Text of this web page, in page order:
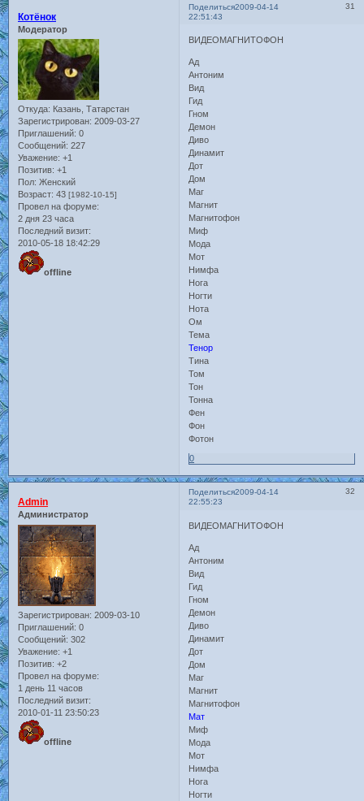
Поделиться 31
2009-04-14
22:51:43
Котёнок
Модератор
Откуда: Казань, Татарстан
Зарегистрирован: 2009-03-27
Приглашений: 0
Сообщений: 227
Уважение: +1
Позитив: +1
Пол: Женский
Возраст: 43 [1982-10-15]
Провел на форуме:
2 дня 23 часа
Последний визит:
2010-05-18 18:42:29
offline
ВИДЕОМАГНИТОФОН
Ад
Антоним
Вид
Гид
Гном
Демон
Диво
Динамит
Дот
Дом
Маг
Магнит
Магнитофон
Миф
Мода
Мот
Нимфа
Нога
Ногти
Нота
Ом
Тема
Тенор
Тина
Том
Тон
Тонна
Фен
Фон
Фотон
0
Поделиться 32
2009-04-14
22:55:23
Admin
Администратор
Зарегистрирован: 2009-03-10
Приглашений: 0
Сообщений: 302
Уважение: +1
Позитив: +2
Провел на форуме:
1 день 11 часов
Последний визит:
2010-01-11 23:50:23
offline
ВИДЕОМАГНИТОФОН
Ад
Антоним
Вид
Гид
Гном
Демон
Диво
Динамит
Дот
Дом
Маг
Магнит
Магнитофон
Мат
Миф
Мода
Мот
Нимфа
Нога
Ногти